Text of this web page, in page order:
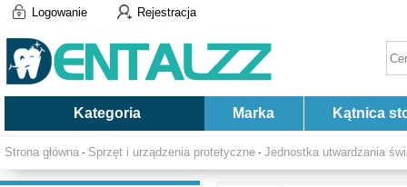
Logowanie Rejestracja
Kategoria Marka Kątnica
Strona główna - Sprzęt i urządzenia protetyczne - Jednostka utwardzania